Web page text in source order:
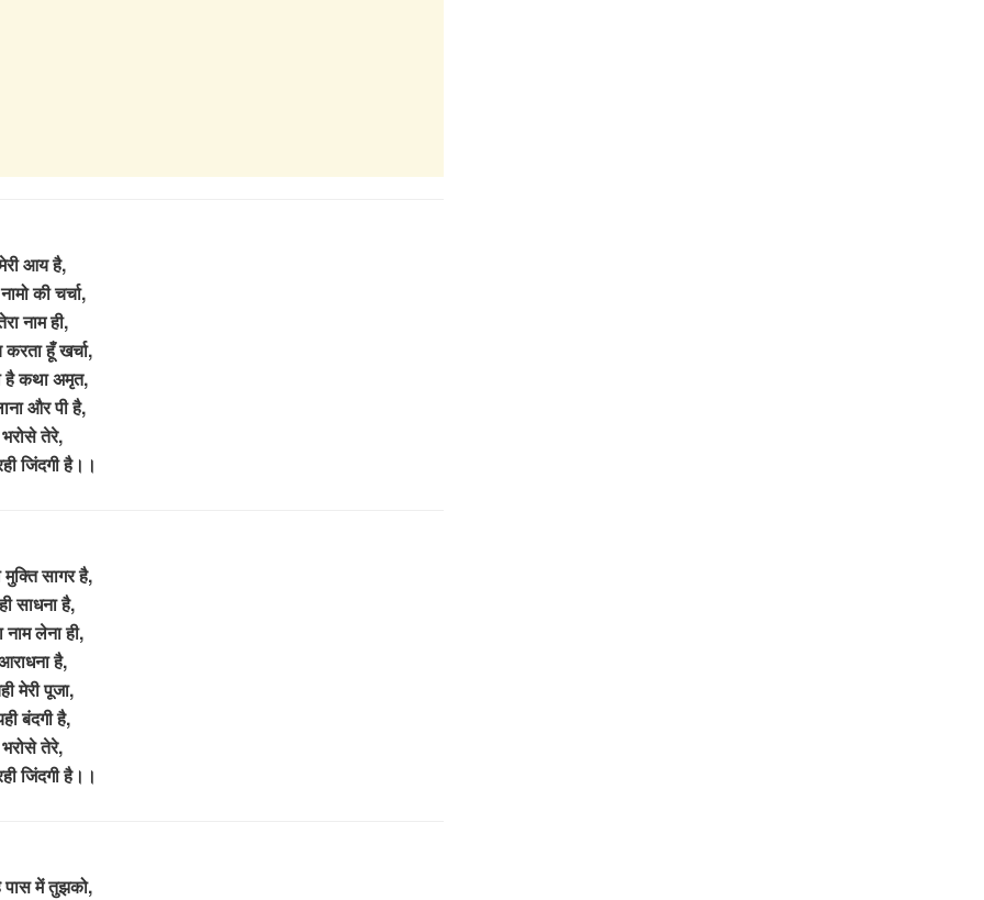
आय है,
की चर्चा,
नाम ही,
करता हूँ खर्चा,
है कथा अमृत,
और पी है,
भरोसे तेरे,
जिंदगी है।।
सागर है,
साधना है,
नाम लेना ही,
है,
मेरी पूजा,
बंदगी है,
भरोसे तेरे,
जिंदगी है।।
पास में तुझको,